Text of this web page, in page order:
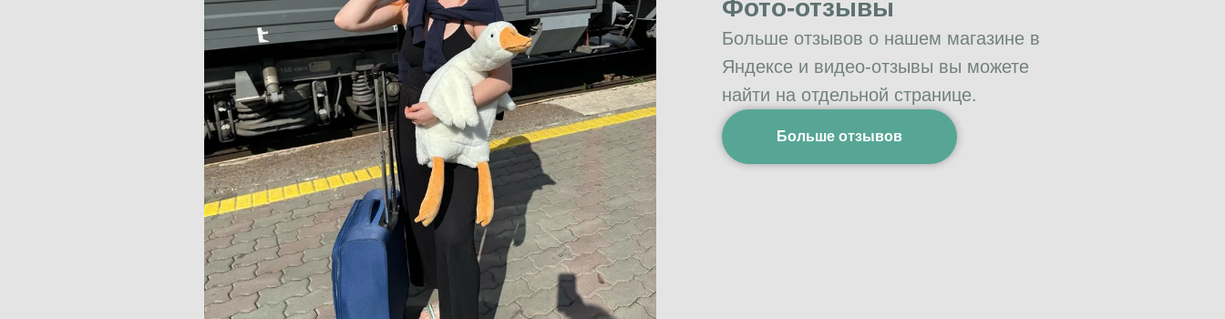
Фото-отзывы
Больше отзывов о нашем магазине в
Яндексе и видео-отзывы вы можете
найти на отдельной странице.
Больше отзывов